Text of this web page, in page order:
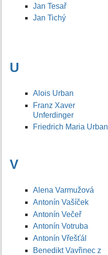
Jan Tesař
Jan Tichý
U
Alois Urban
Franz Xaver
Unferdinger
Friedrich Maria Urban
V
Alena Varmužová
Antonín Vašíček
Antonín Večeř
Antonín Votruba
Antonín Vřešťál
Benedikt Vavřinec z